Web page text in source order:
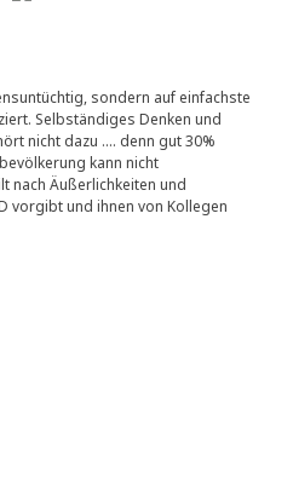
sondern auf einfachste
Selbständiges Denken und
nicht dazu …. denn gut 30%
kann nicht
nach Äußerlichkeiten und
vorgibt und ihnen von Kollegen